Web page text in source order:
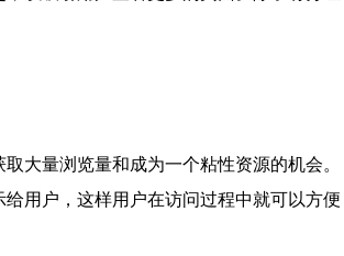
大量浏览量和成为一个粘性资源的机会。
用户，这样用户在访问过程中就可以方便